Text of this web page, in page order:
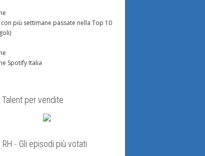
con più settimane passate nella Top 10
Spotify Italia
per vendite
RH - Gli episodi più votati